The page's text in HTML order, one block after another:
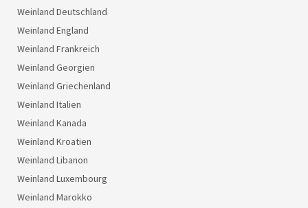
Weinland Deutschland
Weinland England
Weinland Frankreich
Weinland Georgien
Weinland Griechenland
Weinland Italien
Weinland Kanada
Weinland Kroatien
Weinland Libanon
Weinland Luxembourg
Weinland Marokko